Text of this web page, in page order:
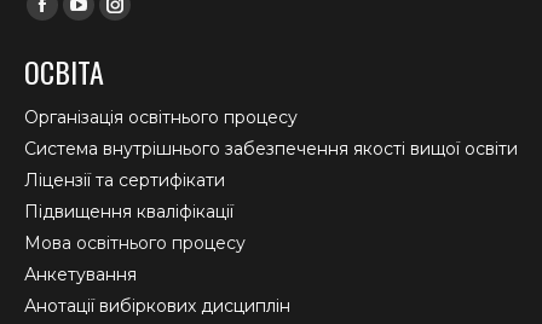
Facebook
opens
in
new
window
YouTube
opens
in
new
window
Instagram
in
new
window
ОСВІТА
Організація освітнього процесу
Система внутрішнього забезпечення якості вищої освіти
Ліцензії та сертифікати
Підвищення кваліфікації
Мова освітнього процесу
Анкетування
Анотації вибіркових дисциплін